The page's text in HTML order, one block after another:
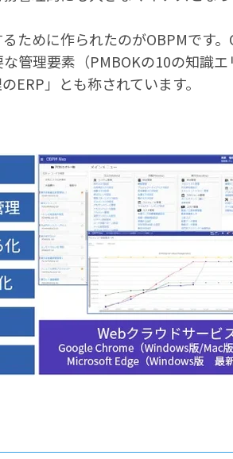
ために作られたのがOBPMです
管理要素（PMBOKの10の知識
ERP」とも称されています。